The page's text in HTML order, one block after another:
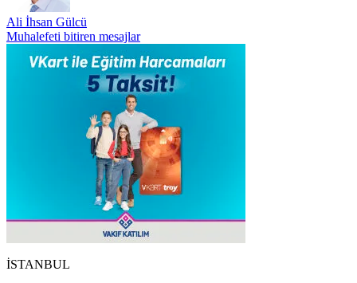
Ali İhsan Gülcü
Muhalefeti bitiren mesajlar
İSTANBUL